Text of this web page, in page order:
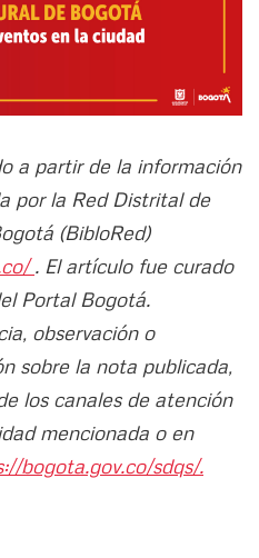
a partir de la información
por la Red Distrital de
(BibloRed)
. El artículo fue curado
Portal Bogotá.
observación o
sobre la nota publicada,
los canales de atención
mencionada o en
bogota.gov.co/sdqs/.